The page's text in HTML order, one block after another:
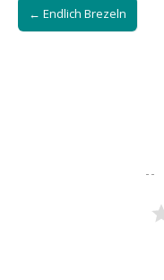
navigation
← Endlich Brezeln